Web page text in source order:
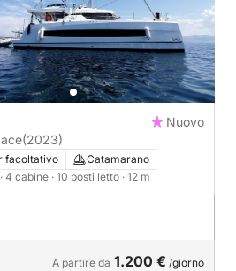
Nuovo
(2023)
facoltativo
Catamarano
· 4 cabine · 10 posti letto · 12 m
A partire da 1.200 € /giorno